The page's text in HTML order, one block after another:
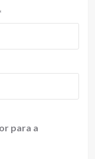
para a